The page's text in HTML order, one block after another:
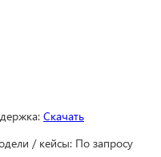
Скачать
/ кейсы: По запросу